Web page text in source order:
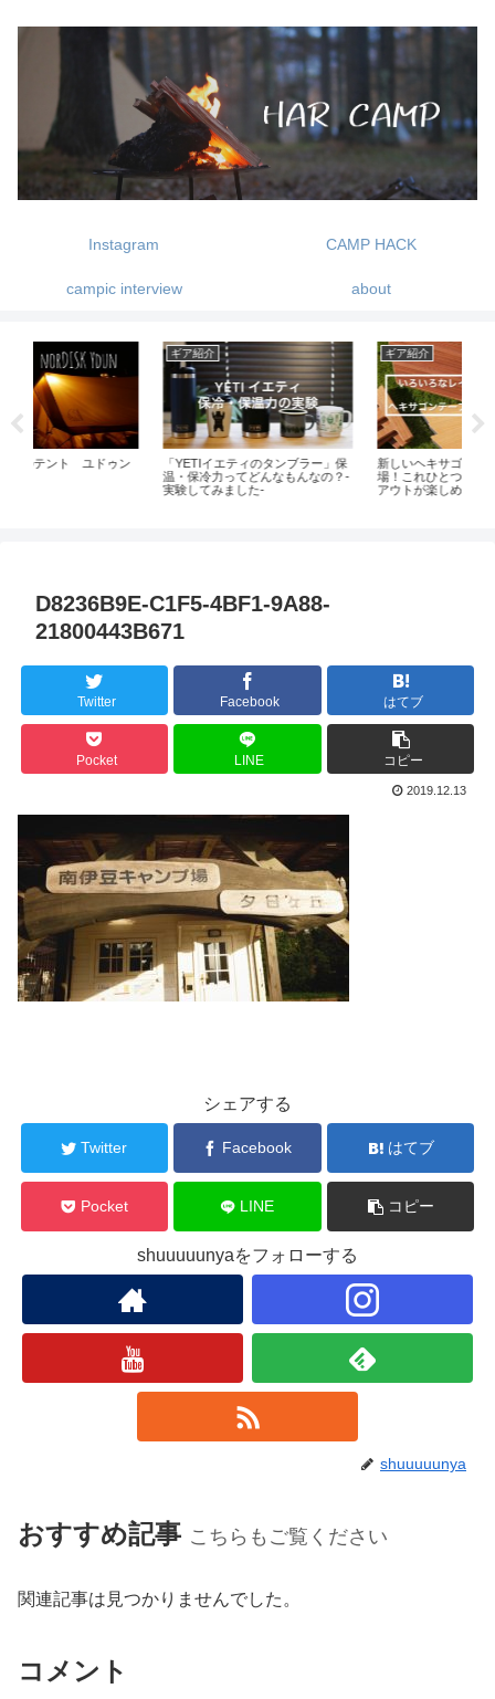
Instagram CAMP HACK
campic interview about
ギア紹介
新しいヘキサゴンテーブルが登
場！これひとつあれば色々なレイ
アパレル・小物
片手サイズの電動ミル コーヒーメ
ーカー -BRUNO BOE080-
D8236B9E-C1F5-4BF1-9A88-
21800443B671
Twitter Facebook はてブ
Pocket LINE コピー
2019.12.13
シェアする
Twitter Facebook はてブ
Pocket LINE コピー
shuuuuunyaをフォローする
shuuuuunya
おすすめ記事 こちらもご覧ください
関連記事は見つかりませんでした。
コメント